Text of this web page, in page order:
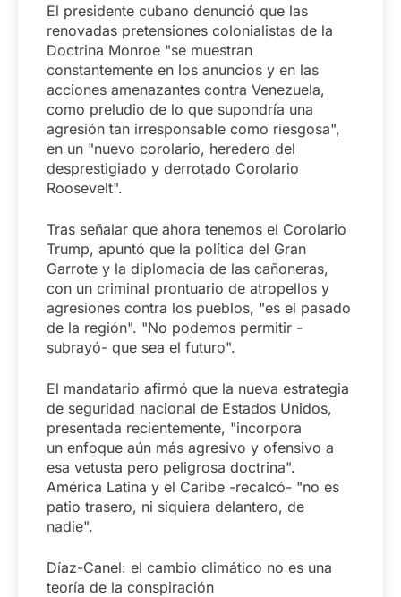
El presidente cubano denunció que las
renovadas pretensiones colonialistas de la
Doctrina Monroe "se muestran
constantemente en los anuncios y en las
acciones amenazantes contra Venezuela,
como preludio de lo que supondría una
agresión tan irresponsable como riesgosa",
en un "nuevo corolario, heredero del
desprestigiado y derrotado Corolario
Roosevelt".
Tras señalar que ahora tenemos el Corolario
Trump, apuntó que la política del Gran
Garrote y la diplomacia de las cañoneras,
con un criminal prontuario de atropellos y
agresiones contra los pueblos, "es el pasado
de la región". "No podemos permitir -
subrayó- que sea el futuro".
El mandatario afirmó que la nueva estrategia
de seguridad nacional de Estados Unidos,
presentada recientemente, "incorpora
un enfoque aún más agresivo y ofensivo a
esa vetusta pero peligrosa doctrina".
América Latina y el Caribe -recalcó- "no es
patio trasero, ni siquiera delantero, de
nadie".
Díaz-Canel: el cambio climático no es una
teoría de la conspiración